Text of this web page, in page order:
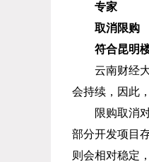
专家
取消限购
符合昆明
云南财经
会持续，因此
限购取消
部分开发项目
则会相对稳定